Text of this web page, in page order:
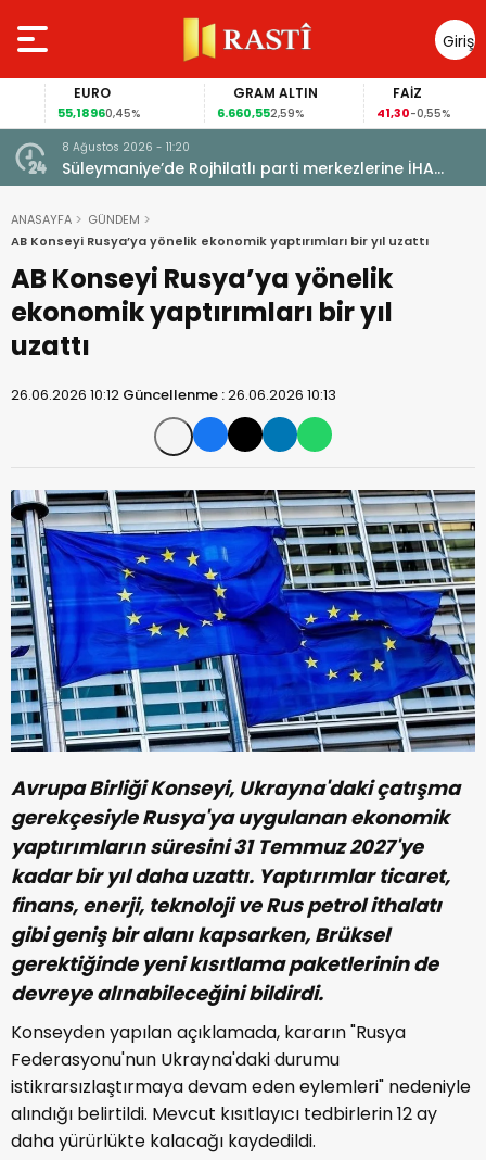
Giriş
Yap
EURO
55,18960,45%
GRAM ALTIN
6.660,552,59%
FAİZ
41,30-0,55%
8 Ağustos 2026 - 11:20
Süleymaniye’de Rojhilatlı parti merkezlerine İHA
saldırısı
ANASAYFA
GÜNDEM
AB Konseyi Rusya’ya yönelik ekonomik yaptırımları bir yıl uzattı
AB Konseyi Rusya’ya yönelik
ekonomik yaptırımları bir yıl
uzattı
26.06.2026 10:12 Güncellenme :26.06.2026 10:13
Avrupa Birliği Konseyi, Ukrayna'daki çatışma
gerekçesiyle Rusya'ya uygulanan ekonomik
yaptırımların süresini 31 Temmuz 2027'ye
kadar bir yıl daha uzattı. Yaptırımlar ticaret,
finans, enerji, teknoloji ve Rus petrol ithalatı
gibi geniş bir alanı kapsarken, Brüksel
gerektiğinde yeni kısıtlama paketlerinin de
devreye alınabileceğini bildirdi.
Konseyden yapılan açıklamada, kararın "Rusya
Federasyonu'nun Ukrayna'daki durumu
istikrarsızlaştırmaya devam eden eylemleri" nedeniyle
alındığı belirtildi. Mevcut kısıtlayıcı tedbirlerin 12 ay
daha yürürlükte kalacağı kaydedildi.